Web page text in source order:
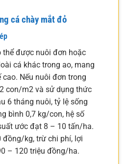
cá chày mắt đỏ
thể được nuôi đơn hoặc
cá khác trong ao, mang
cao. Nếu nuôi đơn trong
con/m2 và sử dụng thức
6 tháng nuôi, tỷ lệ sống
bình 0,7 kg/con, hệ số
ước đạt 8 – 10 tấn/ha.
đồng/kg, trừ chi phí, lợi
– 120 triệu đồng/ha.